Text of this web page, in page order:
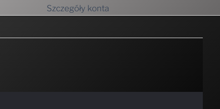
Szczegóły konta